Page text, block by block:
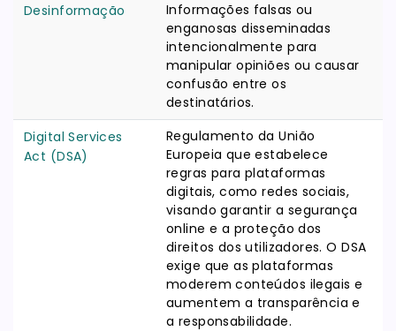
Desinformação
Informações falsas ou
enganosas disseminadas
intencionalmente para
manipular opiniões ou causar
confusão entre os
destinatários.
Digital Services
Act (DSA)
Regulamento da União
Europeia que estabelece
regras para plataformas
digitais, como redes sociais,
visando garantir a segurança
online e a proteção dos
direitos dos utilizadores. O DSA
exige que as plataformas
moderem conteúdos ilegais e
aumentem a transparência e
a responsabilidade.